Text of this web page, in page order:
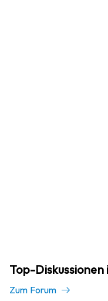
Top-
Zum Forum